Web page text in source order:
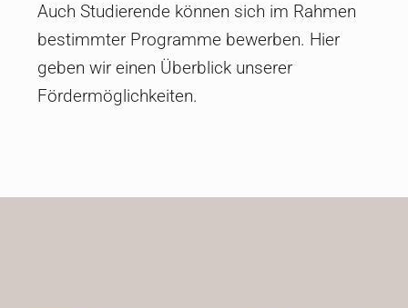
Auch Studierende können sich im Rahmen
bestimmter Programme bewerben. Hier
geben wir einen Überblick unserer
Fördermöglichkeiten.